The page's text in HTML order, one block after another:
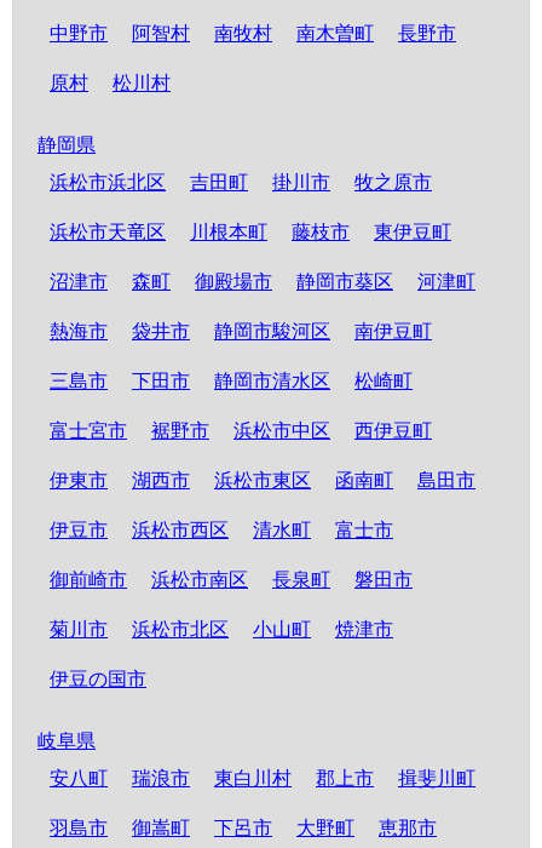
中野市 阿智村 南牧村 南木曽町 長野市
原村 松川村
静岡県
浜松市浜北区
吉田町 掛川市 牧之原市
浜松市天竜区 川根本町 藤枝市 東伊豆町
沼津市 森町 御殿場市 静岡市葵区 河津町
熱海市 袋井市 静岡市駿河区 南伊豆町
三島市 下田市 静岡市清水区 松崎町
富士宮市 裾野市 浜松市中区 西伊豆町
伊東市 湖西市 浜松市東区 函南町 島田市
伊豆市 浜松市西区 清水町 富士市
御前崎市 浜松市南区 長泉町 磐田市
菊川市 浜松市北区 小山町 焼津市
伊豆の国市
岐阜県
安八町
瑞浪市 東白川村 郡上市 揖斐川町
羽島市 御嵩町 下呂市 大野町 恵那市